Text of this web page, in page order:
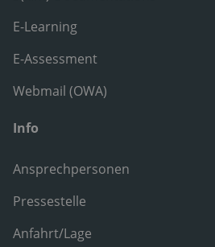
E-Learning
E-Assessment
Webmail (OWA)
Info
Ansprechpersonen
Pressestelle
Anfahrt/Lage